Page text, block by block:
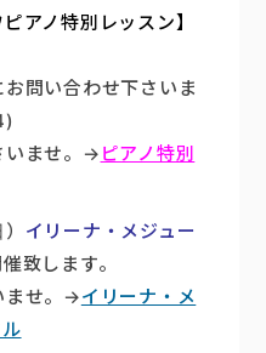
アノ特別レッスン】
問い合わせ下さいま
いませ。→ ピアノ特別
イリーナ・メジュー
致します。
ませ。→イリーナ・メ